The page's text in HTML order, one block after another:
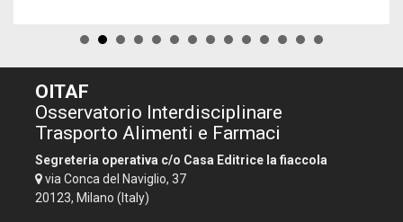
OITAF
Osservatorio Interdisciplinare
Trasporto Alimenti e Farmaci
Segreteria operativa c/o Casa Editrice la fiaccola
via Conca del Naviglio, 37
20123, Milano (Italy)